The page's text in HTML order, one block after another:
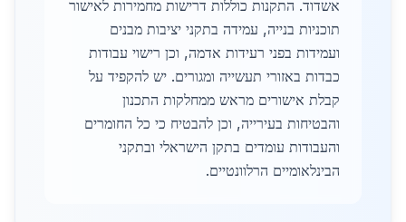
אשדוד. התקנות כוללות דרישות מחמירות לאישור
תוכניות בנייה, עמידה בתקני יציבות מבנים
ועמידות בפני רעידות אדמה, וכן רישוי עבודות
כבדות באזורי תעשייה ומגורים. יש להקפיד על
קבלת אישורים מראש ממחלקות התכנון
והבטיחות בעירייה, וכן להבטיח כי כל החומרים
והעבודות עומדים בתקן הישראלי ובתקני
הבינלאומיים הרלוונטיים.